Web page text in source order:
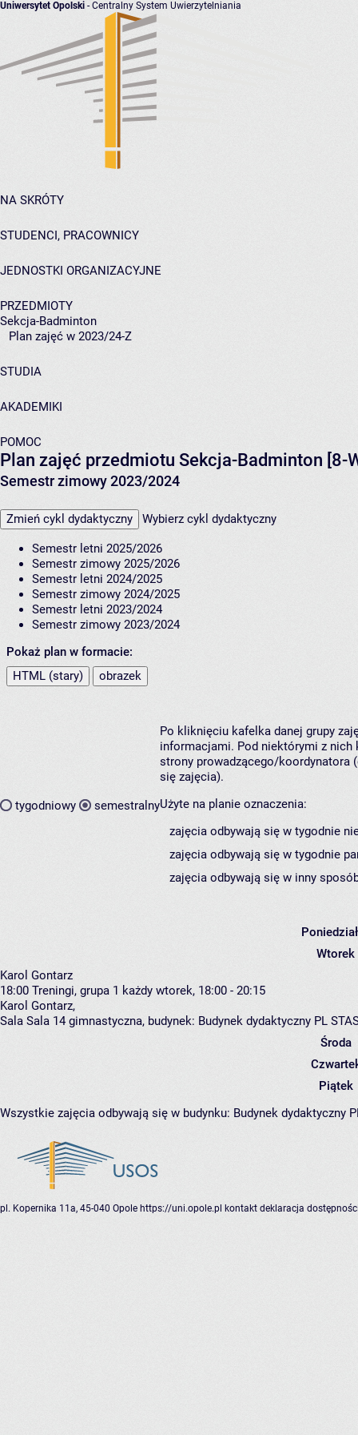
Uniwersytet Opolski - Centralny System Uwierzytelniania
NA SKRÓTY
STUDENCI, PRACOWNICY
JEDNOSTKI ORGANIZACYJNE
PRZEDMIOTY
Sekcja-Badminton
Plan zajęć w 2023/24-Z
STUDIA
AKADEMIKI
POMOC
Plan zajęć przedmiotu Sekcja-Badminton [8-
Semestr zimowy 2023/2024
Zmień cykl dydaktyczny Wybierz cykl dydaktyczny
Semestr letni 2025/2026
Semestr zimowy 2025/2026
Semestr letni 2024/2025
Semestr zimowy 2024/2025
Semestr letni 2023/2024
Semestr zimowy 2023/2024
Pokaż plan w formacie:
HTML (stary)
obrazek
tygodniowy semestralny
Po kliknięciu kafelka danej grupy
informacjami. Pod niektórymi z nich
strony prowadzącego/koordynatora
się zajęcia).
Użyte na planie oznaczenia:
zajęcia odbywają się w tygodnie
zajęcia odbywają się w tygodnie
zajęcia odbywają się w inny
Wtorek
Karol Gontarz
18:00 Treningi, grupa 1 każdy wtorek, 18:00 - 20:15
Karol Gontarz,
Sala Sala 14 gimnastyczna, budynek: Budynek dydaktyczny PL
Środa
Piątek
Wszystkie zajęcia odbywają się w budynku: Budynek dydaktyczny
pl. Kopernika 11a, 45-040 Opole https://uni.opole.pl kontakt deklaracja